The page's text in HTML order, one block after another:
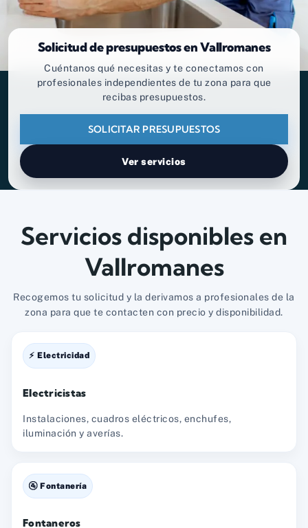
Solicitud de presupuestos en Vallromanes
Cuéntanos qué necesitas y te conectamos con
profesionales independientes de tu zona para que
recibas presupuestos.
SOLICITAR PRESUPUESTOS
Ver servicios
Servicios disponibles en
Vallromanes
Recogemos tu solicitud y la derivamos a profesionales de la
zona para que te contacten con precio y disponibilidad.
⚡ Electricidad
Electricistas
Instalaciones, cuadros eléctricos, enchufes,
iluminación y averías.
🚰 Fontanería
Fontaneros